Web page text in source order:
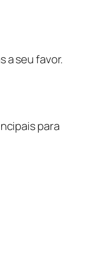
a seu favor.
para